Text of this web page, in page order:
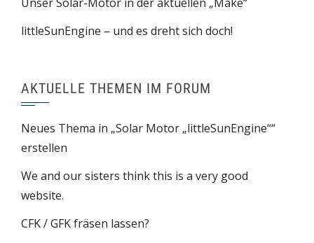
littleSunEngine – und es dreht sich doch!
AKTUELLE THEMEN IM FORUM
Neues Thema in „Solar Motor „littleSunEngine““
erstellen
We and our sisters think this is a very good
website.
CFK / GFK fräsen lassen?